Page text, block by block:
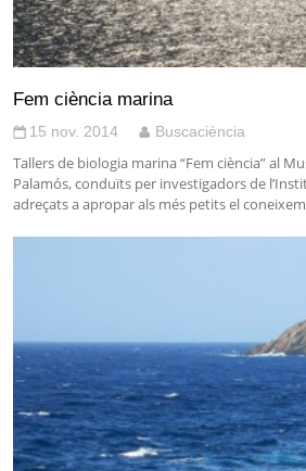
Fem ciència marina
15 nov. 2014 Buscaciència
Tallers de biologia marina “Fem ciència” al
Palamós, conduïts per investigadors de
adreçats a apropar als més petits el